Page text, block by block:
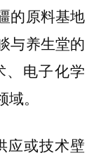
的原料基地
与养生堂的
、电子化学
。
应或技术壁